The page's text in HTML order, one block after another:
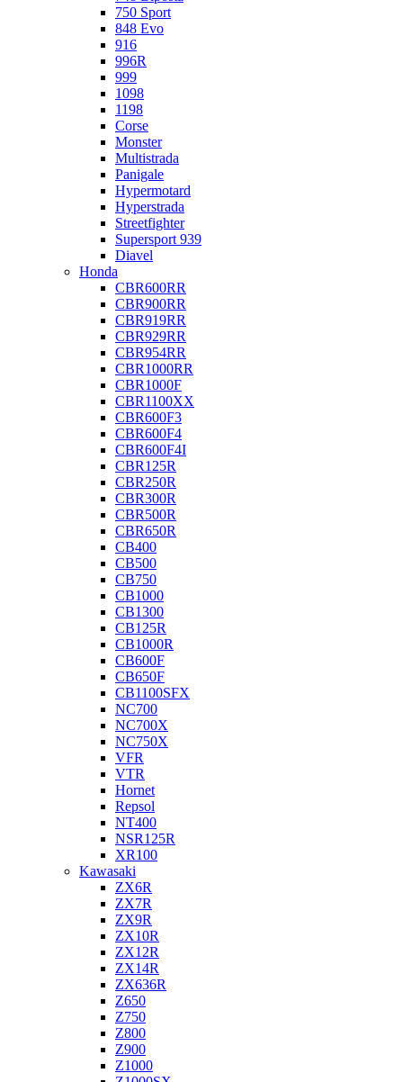
750 Sport
848 Evo
916
996R
999
1098
1198
Corse
Monster
Multistrada
Panigale
Hypermotard
Hyperstrada
Streetfighter
Supersport 939
Diavel
Honda
CBR600RR
CBR900RR
CBR919RR
CBR929RR
CBR954RR
CBR1000RR
CBR1000F
CBR1100XX
CBR600F3
CBR600F4
CBR600F4I
CBR125R
CBR250R
CBR300R
CBR500R
CBR650R
CB400
CB500
CB750
CB1000
CB1300
CB125R
CB1000R
CB600F
CB650F
CB1100SFX
NC700
NC700X
NC750X
VFR
VTR
Hornet
Repsol
NT400
NSR125R
XR100
Kawasaki
ZX6R
ZX7R
ZX9R
ZX10R
ZX12R
ZX14R
ZX636R
Z650
Z750
Z800
Z900
Z1000